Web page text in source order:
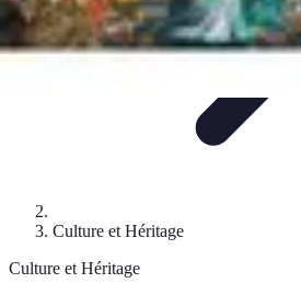
Culture et Héritage
Culture et Héritage